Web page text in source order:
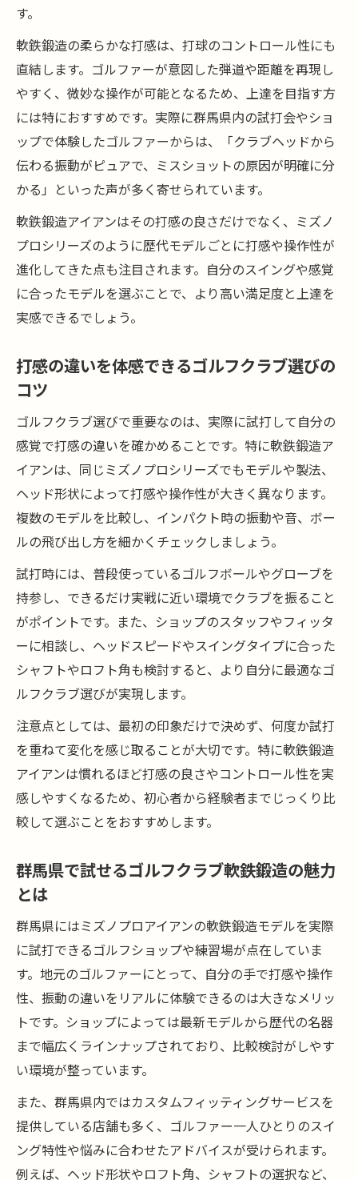
ゴルフクラブ操作性比較で見えるミズノプ
ロの魅力
一体成型が生むピュアな振動を味わうには
ゴルフクラブで感じる一体成型軟鉄鍛造の
振動とは
ミズノプロアイアンで味わうピュアなフィ
軟鉄鍛造一体成型がもたらすゴルフクラブ
の新感覚
ピュアな振動を求めたゴルフクラブの選び
方
体験法
ゴルフクラブの軟鉄鍛造が上達に貢献する
理由
打感と操作性がゴルフ上達に欠かせないワ
ケ
ミズノプロアイアン軟鉄鍛造で技術向上で
きる仕組み
ゴルフクラブ選びで重視される軟鉄鍛造の
理由を解説
軟鉄鍛造クラブの違いが生む上達効果を体
感しよう
名器に学ぶミズノプロ歴代アイアンの魅力
ゴルフクラブの名器に見るミズノプロアイ
アンの歴史
軟鉄鍛造アイアンランキングで注目のミズ
ノプロとは
ゴルフクラブ選びに役立つ歴代ミズノアイ
アンの特徴
魅力
紹介
軟鉄鍛造の違いを感じる選び方と使いこなし
ゴルフクラブ軟鉄鍛造の違いを見抜く選び
方
軟鉄鍛造ゴルフクラブを使いこなすポイン
ト
限活用
ミズノプロアイアン軟鉄鍛造の違いを徹底
す。
軟鉄鍛造の柔らかな打感は、打球のコントロール性にも
直結します。ゴルファーが意図した弾道や距離を再現し
やすく、微妙な操作が可能となるため、上達を目指す方
には特におすすめです。実際に群馬県内の試打会やショ
ップで体験したゴルファーからは、「クラブヘッドから
伝わる振動がピュアで、ミスショットの原因が明確に分
かる」といった声が多く寄せられています。
軟鉄鍛造アイアンはその打感の良さだけでなく、ミズノ
プロシリーズのように歴代モデルごとに打感や操作性が
進化してきた点も注目されます。自分のスイングや感覚
に合ったモデルを選ぶことで、より高い満足度と上達を
実感できるでしょう。
打感の違いを体感できるゴルフクラブ選びの
コツ
ゴルフクラブ選びで重要なのは、実際に試打して自分の
感覚で打感の違いを確かめることです。特に軟鉄鍛造ア
イアンは、同じミズノプロシリーズでもモデルや製法、
ヘッド形状によって打感や操作性が大きく異なります。
複数のモデルを比較し、インパクト時の振動や音、ボー
ルの飛び出し方を細かくチェックしましょう。
試打時には、普段使っているゴルフボールやグローブを
持参し、できるだけ実戦に近い環境でクラブを振ること
がポイントです。また、ショップのスタッフやフィッタ
ーに相談し、ヘッドスピードやスイングタイプに合った
シャフトやロフト角も検討すると、より自分に最適なゴ
ルフクラブ選びが実現します。
注意点としては、最初の印象だけで決めず、何度か試打
を重ねて変化を感じ取ることが大切です。特に軟鉄鍛造
アイアンは慣れるほど打感の良さやコントロール性を実
感しやすくなるため、初心者から経験者までじっくり比
較して選ぶことをおすすめします。
群馬県で試せるゴルフクラブ軟鉄鍛造の魅力
とは
群馬県にはミズノプロアイアンの軟鉄鍛造モデルを実際
に試打できるゴルフショップや練習場が点在していま
す。地元のゴルファーにとって、自分の手で打感や操作
性、振動の違いをリアルに体験できるのは大きなメリッ
トです。ショップによっては最新モデルから歴代の名器
まで幅広くラインナップされており、比較検討がしやす
い環境が整っています。
また、群馬県内ではカスタムフィッティングサービスを
提供している店舗も多く、ゴルファー一人ひとりのスイ
ング特性や悩みに合わせたアドバイスが受けられます。
例えば、ヘッド形状やロフト角、シャフトの選択など、